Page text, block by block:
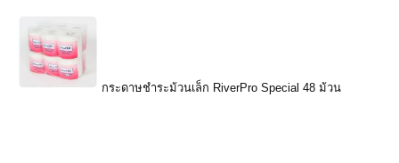
กระดาษชำระม้วนเล็ก RiverPro Special 48 ม้วน